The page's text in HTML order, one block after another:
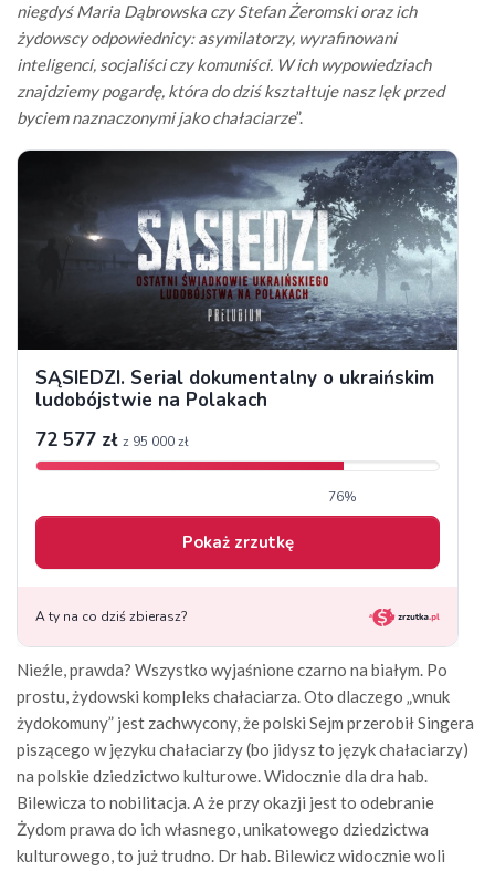
niegdyś Maria Dąbrowska czy Stefan Żeromski oraz ich
żydowscy odpowiednicy: asymilatorzy, wyrafinowani
inteligenci, socjaliści czy komuniści. W ich wypowiedziach
znajdziemy pogardę, która do dziś kształtuje nasz lęk przed
byciem naznaczonymi jako chałaciarze”.
Nieźle, prawda? Wszystko wyjaśnione czarno na białym. Po
prostu, żydowski kompleks chałaciarza. Oto dlaczego „wnuk
żydokomuny” jest zachwycony, że polski Sejm przerobił Singera
piszącego w języku chałaciarzy (bo jidysz to język chałaciarzy)
na polskie dziedzictwo kulturowe. Widocznie dla dra hab.
Bilewicza to nobilitacja. A że przy okazji jest to odebranie
Żydom prawa do ich własnego, unikatowego dziedzictwa
kulturowego, to już trudno. Dr hab. Bilewicz widocznie woli